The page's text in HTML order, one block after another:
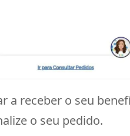
a receber o seu
o seu pedido.